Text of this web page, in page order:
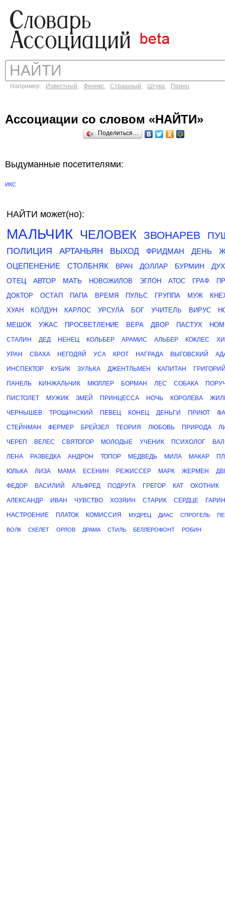
Например: Известный, Феникс, Страшный, Штука, Принц
Ассоциации со словом «НАЙТИ»
Поделиться…
Выдуманные посетителями:
ИКС
НАЙТИ может(но):
МАЛЬЧИК ЧЕЛОВЕК ЗВОНАРЕВ
ПОЛИЦИЯ АРТАНЬЯН ВЫХОД ФРИДМАН ДЕНЬ
ОЦЕПЕНЕНИЕ
СТОЛБНЯК ВРАЧ ДОЛЛАР БУРМИН
ДУХ
ОТЕЦ
АВТОР МАТЬ НОВОЖИЛОВ ЭГЛОН АТОС ГРАФ
ДОКТОР
ОСТАП ПАПА ВРЕМЯ ПУЛЬС ГРУППА МУЖ
ХУАН
КОЛДУН КАРЛОС УРСУЛА БОГ УЧИТЕЛЬ ВИРУС
МЕШОК
УЖАС ПРОСВЕТЛЕНИЕ ВЕРА ДВОР ПАСТУХ
СТАЛИН ДЕД НЕНЕЦ КОЛЬБЕР АРАМИС АЛЬБЕР КОКЛЕС
УРАН СВАХА НЕГОДЯЙ УСА КРОТ НАГРАДА ВЫГОВСКИЙ
ИНСПЕКТОР КУБИК ЗУЛЬКА ДЖЕНТЛЬМЕН КАПИТАН
ПАНЕЛЬ КИНЖАЛЬЧИК МЮЛЛЕР БОРМАН ЛЕС СОБАКА
ПИСТОЛЕТ МУЖИК ЗМЕЙ ПРИНЦЕССА НОЧЬ КОРОЛЕВА
ЧЕРНЫШЕВ ТРОЩИНСКИЙ ПЕВЕЦ КОНЕЦ ДЕНЬГИ ПРИЮТ
СТЕЙНМАН ФЕРМЕР БРЕЙЗЕЛ ТЕОРИЯ ЛЮБОВЬ ПРИРОДА
ЧЕРЕП ВЕЛЕС СВЯТОГОР МОЛОДЫЕ УЧЕНИК ПСИХОЛОГ
ЛЕНА РАЗВЕДКА АНДРОН ТОПОР МЕДВЕДЬ МИЛА МАКАР
ЮЛЬКА ЛИЗА МАМА ЕСЕНИН РЕЖИССЕР МАРК ЖЕРМЕН
ФЕДОР ВАСИЛИЙ АЛЬФРЕД ПОДРУГА ГРЕГОР КАТ ОХОТНИК
АЛЕКСАНДР ИВАН ЧУВСТВО ХОЗЯИН СТАРИК СЕРДЦЕ ГАРИН
НАСТРОЕНИЕ ПЛАТОК КОМИССИЯ МУДРЕЦ ДИАС СПРОГЕЛЬ
ВОЛК СКЕЛЕТ ОРЛОВ ДРАМА СТИЛЬ БЕЛЛЕРОФОНТ РОБИН